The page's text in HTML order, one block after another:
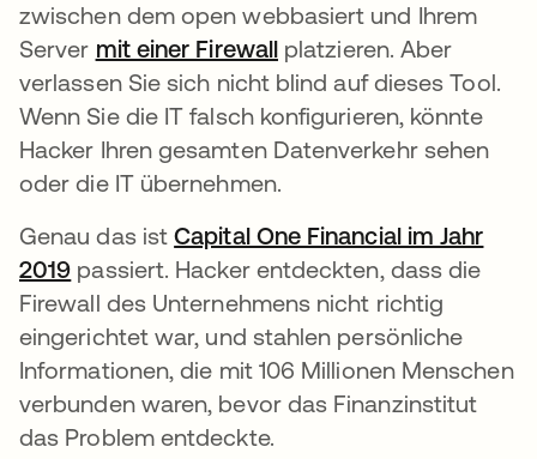
zwischen dem open webbasiert und Ihrem
Server mit einer Firewall platzieren. Aber
verlassen Sie sich nicht blind auf dieses Tool.
Wenn Sie die IT falsch konfigurieren, könnte
Hacker Ihren gesamten Datenverkehr sehen
oder die IT übernehmen.
Genau das istCapital One Financial im Jahr
2019 wird in einer neuen Registerkarte geöffnet
passiert. Hacker entdeckten, dass die
Firewall des Unternehmens nicht richtig
eingerichtet war, und stahlen persönliche
Informationen, die mit 106 Millionen Menschen
verbunden waren, bevor das Finanzinstitut
das Problem entdeckte.